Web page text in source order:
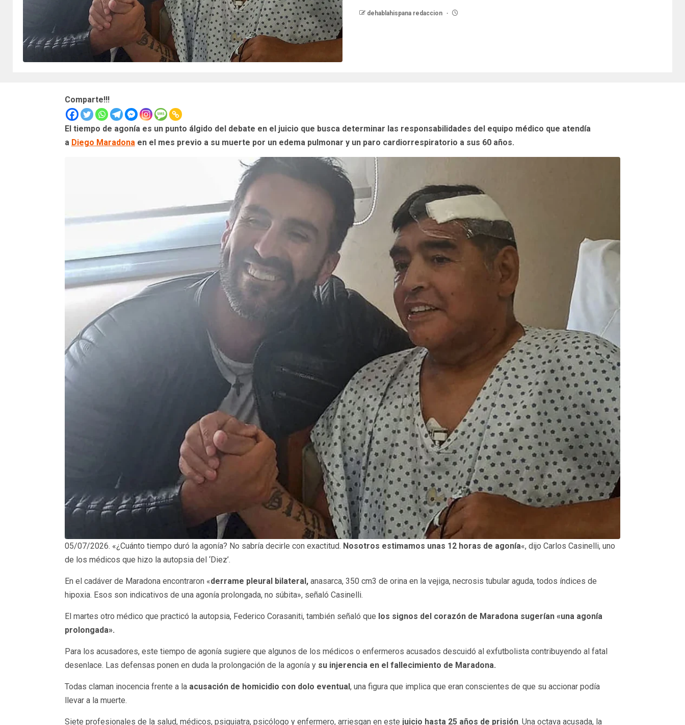
dehablahispana redaccion
Comparte!!!
El tiempo de agonía es un punto álgido del debate en el juicio que busca determinar las responsabilidades del equipo médico que atendía
a Diego Maradonaen el mes previo a su muerte por un edema pulmonar y un paro cardiorrespiratorio a sus 60 años.
05/07/2026. «¿Cuánto tiempo duró la agonía? No sabría decirle con exactitud. Nosotros estimamos unas 12 horas de agonía«, dijo Carlos Casinelli, uno
de los médicos que hizo la autopsia del ‘Diez’.
En el cadáver de Maradona encontraron «derrame pleural bilateral, anasarca, 350 cm3 de orina en la vejiga, necrosis tubular aguda, todos índices de
hipoxia. Esos son indicativos de una agonía prolongada, no súbita», señaló Casinelli.
El martes otro médico que practicó la autopsia, Federico Corasaniti, también señaló que los signos del corazón de Maradona sugerían «una agonía
prolongada».
Para los acusadores, este tiempo de agonía sugiere que algunos de los médicos o enfermeros acusados descuidó al exfutbolista contribuyendo al fatal
desenlace. Las defensas ponen en duda la prolongación de la agonía y su injerencia en el fallecimiento de Maradona.
Todas claman inocencia frente a la acusación de homicidio con dolo eventual, una figura que implica que eran conscientes de que su accionar podía
llevar a la muerte.
Siete profesionales de la salud, médicos, psiquiatra, psicólogo y enfermero, arriesgan en este juicio hasta 25 años de prisión. Una octava acusada, la